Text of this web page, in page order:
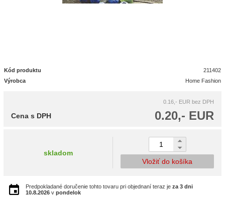
Kód produktu
211402
Výrobca
Home Fashion
0.16,- EUR bez DPH
0.20,- EUR
Cena s DPH
skladom
Vložiť do košíka
Predpokladané doručenie tohto tovaru pri objednaní teraz je za 3 dni
10.8.2026 v pondelok